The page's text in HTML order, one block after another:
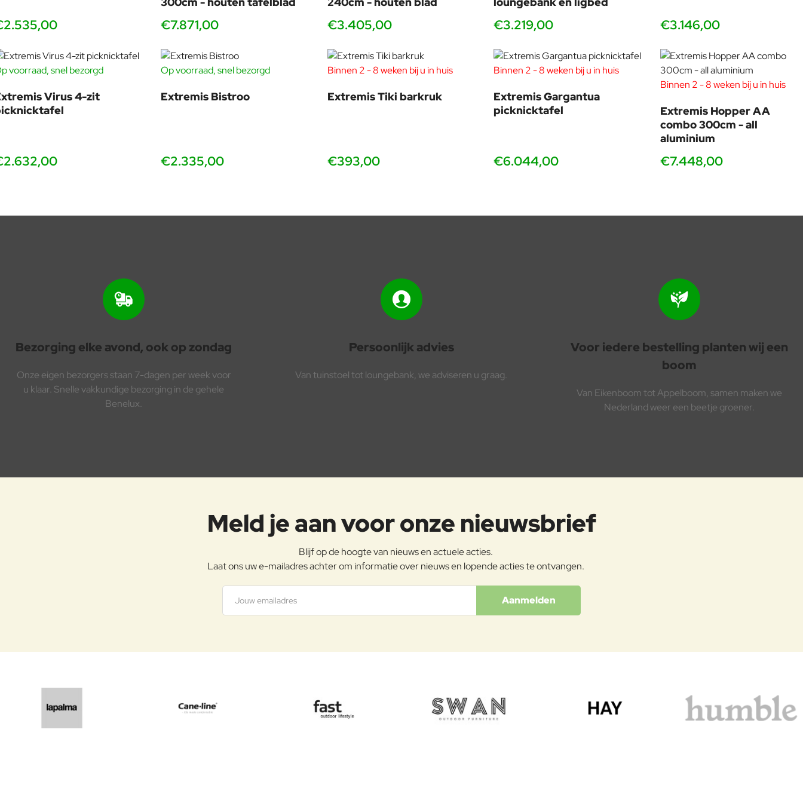
€7.871,00 €3.405,00 €3.219,00 €3.146,00
voorraad, snel bezorgd
Virus 4-zit
Op voorraad, snel bezorgd
Extremis Bistroo
€2.335,00
Binnen 2 - 8 weken bij u in huis
Extremis Tiki barkruk
€393,00
Binnen 2 - 8 weken bij u in huis
Extremis Gargantua
picknicktafel
€6.044,00
Binnen 2 - 8 weken bij u in huis
Extremis Hopper AA
combo 300cm - all
aluminium
€7.448,00
Bezorging elke avond, ook op zondag
Onze eigen bezorgers staan 7-dagen per week voor
u klaar. Snelle vakkundige bezorging in de gehele
Benelux.
Persoonlijk advies
Van tuinstoel tot loungebank, we adviseren u graag.
Voor iedere bestelling planten wij een
boom
Van Eikenboom tot Appelboom, samen maken we
Nederland weer een beetje groener.
Meld je aan voor onze nieuwsbrief
Blijf op de hoogte van nieuws en actuele acties.
Laat ons uw e-mailadres achter om informatie over nieuws en lopende acties te ontvangen.
Aanmelden